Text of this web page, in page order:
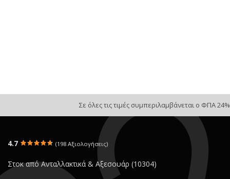
Σε όλες τις τιμές συμπεριλαμβάνεται ο ΦΠΑ 24%
4.7 (198 Αξιολογήσεις)
Στοκ από Ανταλλακτικά & Αξεσουάρ (10304)